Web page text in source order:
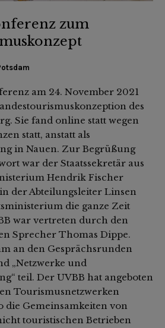
zum
am 24. November 2021
des
Sie fand online statt wegen
statt, anstatt als
in Nauen. Zur Begrüßung
war der Staatssekretär aus
Hendrik Fischer
der Abteilungsleiter Linsen
die ganze Zeit
war vertreten durch den
Sprecher Thomas Dippe.
an den Gesprächsrunden
„Netzwerke und
teil. Der UVBB hat angeboten
Tourismusnetzwerken
die Gemeinsamkeiten von
touristischen Betrieben